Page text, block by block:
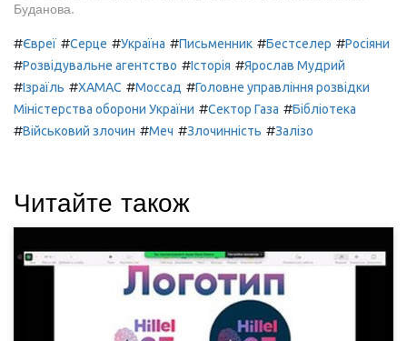
Буданова.
#Євреї #Серце #Україна #Письменник #Бестселер #Росіяни
#Розвідувальне агентство #Історія #Ярослав Мудрий
#Ізраїль #ХАМАС #Моссад #Головне управління розвідки
Міністерства оборони України #Сектор Газа #Бібліотека
#Військовий злочин #Меч #Злочинність #Залізо
Читайте також